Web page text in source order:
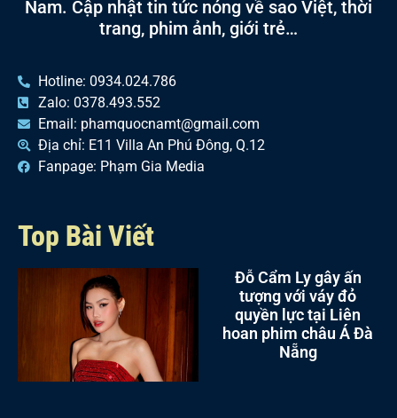
Nam. Cập nhật tin tức nóng về sao Việt, thời
trang, phim ảnh, giới trẻ…
Hotline: 0934.024.786
Zalo: 0378.493.552
Email: phamquocnamt@gmail.com
Địa chỉ: E11 Villa An Phú Đông, Q.12
Fanpage: Phạm Gia Media
Top Bài Viết
Đỗ Cẩm Ly gây ấn
tượng với váy đỏ
quyền lực tại Liên
hoan phim châu Á Đà
Nẵng